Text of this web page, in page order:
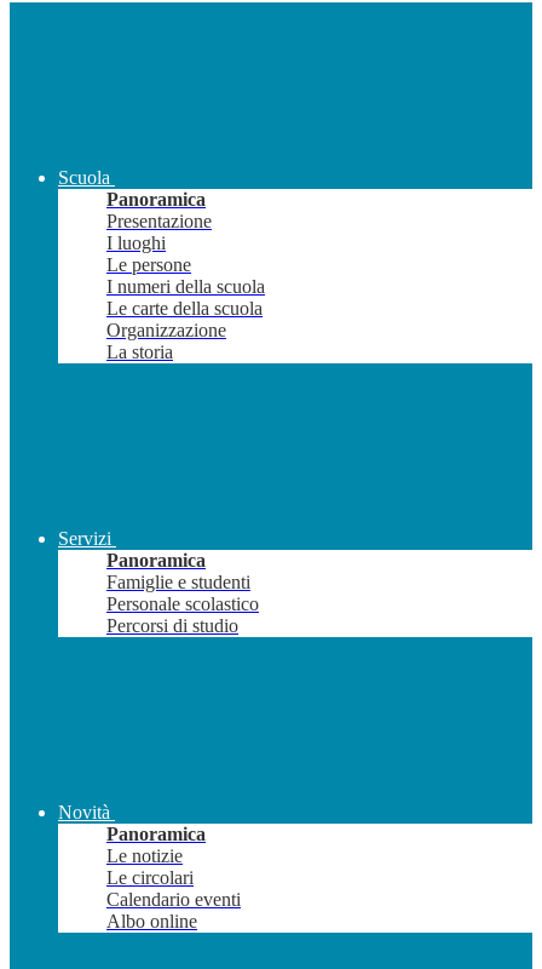
Scuola
Panoramica
Presentazione
I luoghi
Le persone
I numeri della scuola
Le carte della scuola
Organizzazione
La storia
Servizi
Panoramica
Famiglie e studenti
Personale scolastico
Percorsi di studio
Novità
Panoramica
Le notizie
Le circolari
Calendario eventi
Albo online